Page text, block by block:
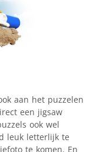
aan het puzzelen
een jigsaw
ook wel
leuk letterlijk te
te komen. En